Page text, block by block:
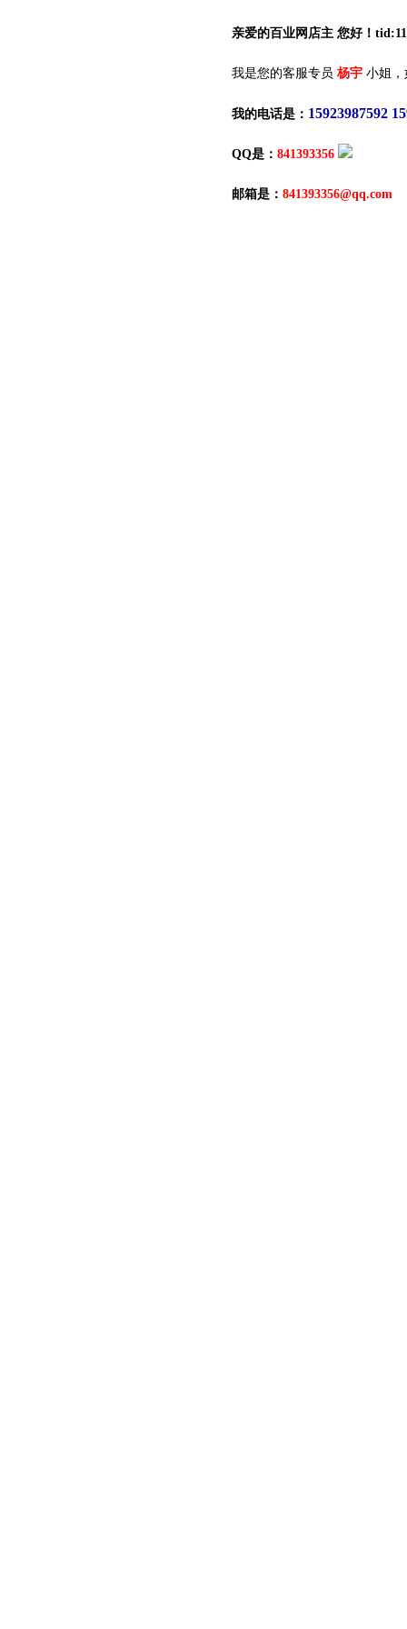
亲爱的百业网店主 您好！
我是您的客服专员 杨宇 小姐
我的电话是： 15923987592
QQ是： 841393356
邮箱是： 841393356@qq.com